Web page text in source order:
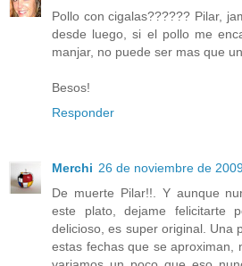
Pollo con cigalas?????? Pilar,
desde luego, si el pollo me
manjar, no puede ser mas que
Besos!
Responder
Merchi 26 de noviembre de
De muerte Pilar!!. Y aunque
este plato, dejame felicitarte
delicioso, es super original. Una
estas fechas que se aproximan,